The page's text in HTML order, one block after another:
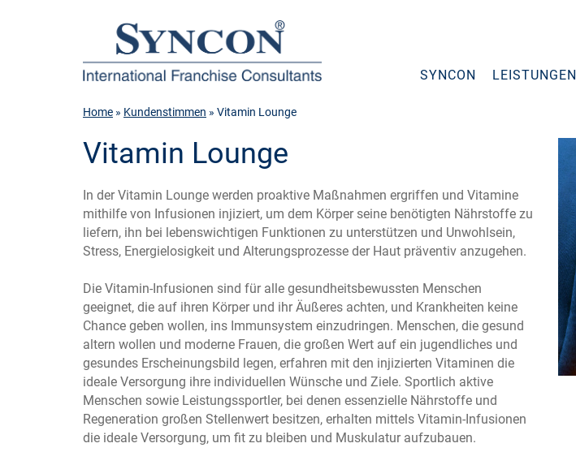
SYNCON LEISTUNGEN
Home » Kundenstimmen » Vitamin Lounge
Vitamin Lounge
In der Vitamin Lounge werden proaktive Maßnahmen ergriffen und Vitamine
mithilfe von Infusionen injiziert, um dem Körper seine benötigten Nährstoffe zu
liefern, ihn bei lebenswichtigen Funktionen zu unterstützen und Unwohlsein,
Stress, Energielosigkeit und Alterungsprozesse der Haut präventiv anzugehen.
Die Vitamin-Infusionen sind für alle gesundheitsbewussten Menschen
geeignet, die auf ihren Körper und ihr Äußeres achten, und Krankheiten keine
Chance geben wollen, ins Immunsystem einzudringen. Menschen, die gesund
altern wollen und moderne Frauen, die großen Wert auf ein jugendliches und
gesundes Erscheinungsbild legen, erfahren mit den injizierten Vitaminen die
ideale Versorgung ihre individuellen Wünsche und Ziele. Sportlich aktive
Menschen sowie Leistungssportler, bei denen essenzielle Nährstoffe und
Regeneration großen Stellenwert besitzen, erhalten mittels Vitamin-Infusionen
die ideale Versorgung, um fit zu bleiben und Muskulatur aufzubauen.